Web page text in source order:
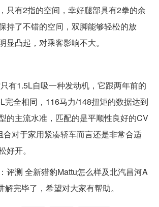
只有2指的空间，幸好腿部具有2拳的余
持了不错的空间，双脚能够轻松的放
显凸起，对乘客影响不大。
有1.5L自吸一种发动机，它跟两年前的
完全相同，116马力/148扭矩的数据达到
的主流水准，匹配的是平顺性良好的CV
合对于家用紧凑轿车而言还是非常合适
好开。
评测 全新猎豹Mattu怎么样及北汽昌河A
完毕了，希望对大家有帮助。